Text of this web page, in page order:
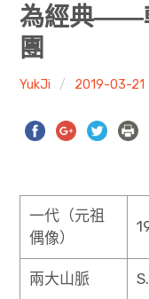
共評論
共想/共享
共誌寫手
各期目錄
為經典——
團
YukJi 2019-03-21
一代（元祖
偶像）
兩大山脈